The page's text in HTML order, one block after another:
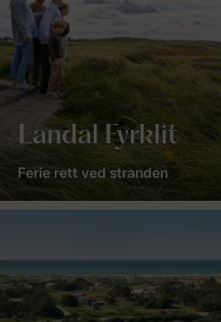
Landal Fyrklit
Ferie rett ved stranden